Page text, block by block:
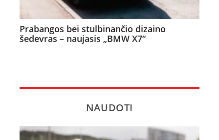
Prabangos bei stulbinančio dizaino
šedevras – naujasis „BMW X7“
NAUDOTI